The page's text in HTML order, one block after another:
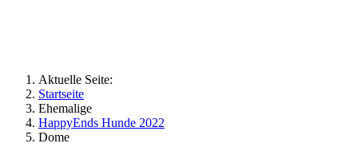
Aktuelle Seite:
Startseite
Ehemalige
HappyEnds Hunde 2022
Dome